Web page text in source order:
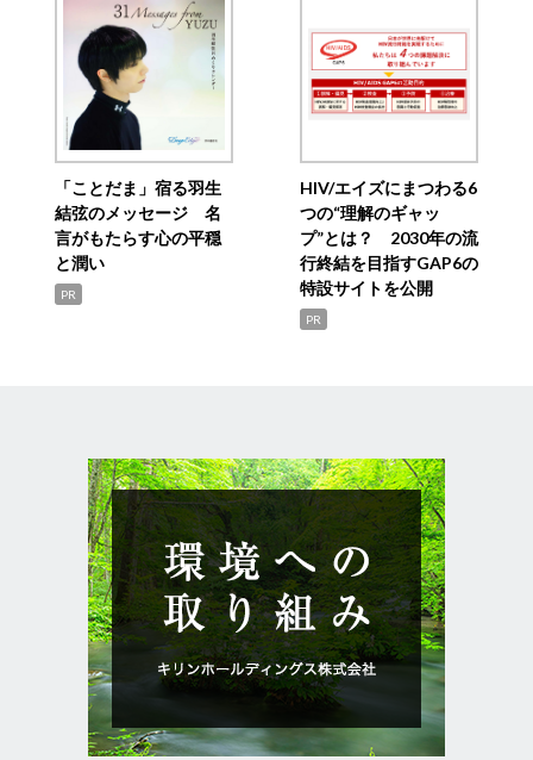
「ことだま」宿る羽生
結弦のメッセージ 名
言がもたらす心の平穏
と潤い
PR
HIV/エイズにまつわる6
つの“理解のギャッ
プ”とは？ 2030年の流
行終結を目指すGAP6の
特設サイトを公開
PR